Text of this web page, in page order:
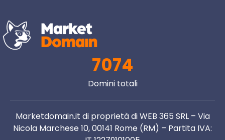
7074
Domini totali
Marketdomain.it di proprietà di WEB 365 SRL – Via
Nicola Marchese 10, 00141 Rome (RM) – Partita IVA: